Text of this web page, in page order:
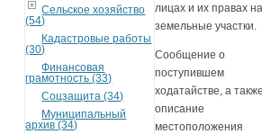
Сельское хозяйство
(54)
Кадастровые работы
(30)
Финансовая
грамотность (33)
Соцзащита (34)
Муниципальный
архив (34)
лицах и их правах на
земельные участки.
Сообщение о
поступившем
ходатайстве, а также
описание
местоположения